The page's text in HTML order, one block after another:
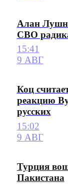
Алан
СВО
15:41
9 АВГ
Коц
реакцию
русских
15:02
9 АВГ
Турция
Пакистана